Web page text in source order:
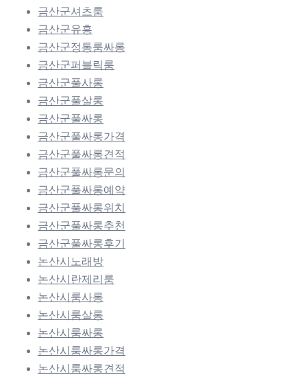
금산군셔츠룸
금산군유흥
금산군정통룸싸롱
금산군퍼블릭룸
금산군풀사롱
금산군풀살롱
금산군풀싸롱
금산군풀싸롱가격
금산군풀싸롱견적
금산군풀싸롱문의
금산군풀싸롱예약
금산군풀싸롱위치
금산군풀싸롱추천
금산군풀싸롱후기
논산시노래방
논산시란제리룸
논산시룸사롱
논산시룸살롱
논산시룸싸롱
논산시룸싸롱가격
논산시룸싸롱견적